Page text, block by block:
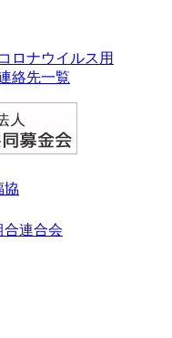
ロナウイルス用
絡先一覧